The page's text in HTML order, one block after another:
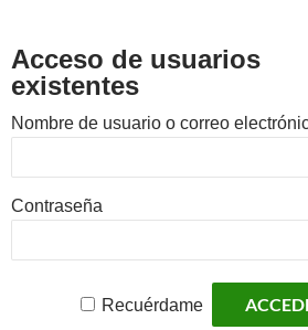
Acceso de usuarios
existentes
Nombre de usuario o correo
Contraseña
Recuérdame